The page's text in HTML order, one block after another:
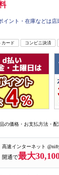
イント・在庫などは店
カード コンビニ決済
の価格・お支払方法・
高速インターネット
開通で最大